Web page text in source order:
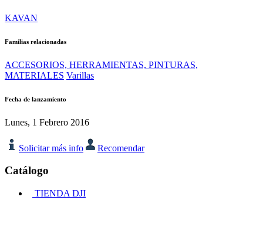
KAVAN
Familias relacionadas
ACCESORIOS, HERRAMIENTAS, PINTURAS,
MATERIALES Varillas
Fecha de lanzamiento
Lunes, 1 Febrero 2016
Solicitar más info Recomendar
Catálogo
TIENDA DJI